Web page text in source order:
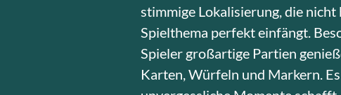
stimmige Lokalisierung, die
Spielthema perfekt einfängt.
Spieler großartige Partien
Karten, Würfeln und Markern.